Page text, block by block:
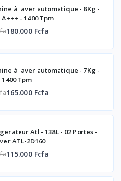
à laver automatique - 8Kg -
- 1400 Tpm
180.000 Fcfa
à laver automatique - 7Kg -
Tpm
165.000 Fcfa
Atl - 138L - 02 Portes -
Inox & Silver ATL-2D160
115.000 Fcfa